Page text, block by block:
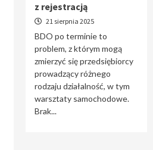
z rejestracją
21 sierpnia 2025
BDO po terminie to
problem, z którym mogą
zmierzyć się przedsiębiorcy
prowadzący różnego
rodzaju działalność, w tym
warsztaty samochodowe.
Brak...